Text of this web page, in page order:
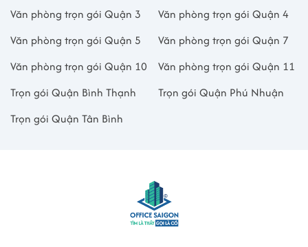
Văn phòng trọn gói Quận 3
Văn phòng trọn gói Quận 4
Văn phòng trọn gói Quận 5
Văn phòng trọn gói Quận 7
Văn phòng trọn gói Quận 10
Văn phòng trọn gói Quận 11
Trọn gói Quận Bình Thạnh
Trọn gói Quận Phú Nhuận
Trọn gói Quận Tân Bình